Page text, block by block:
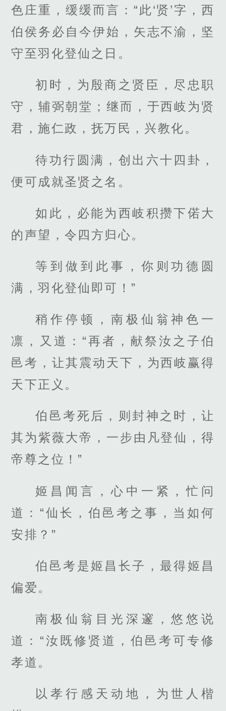
色庄重，缓缓而言：“此‘贤’字，西
伯侯务必自今伊始，矢志不渝，坚
守至羽化登仙之日。
初时，为殷商之贤臣，尽忠职
守，辅弼朝堂；继而，于西岐为贤
君，施仁政，抚万民，兴教化。
待功行圆满，创出六十四卦，
便可成就圣贤之名。
如此，必能为西岐积攒下偌大
的声望，令四方归心。
等到做到此事，你则功德圆
满，羽化登仙即可！”
稍作停顿，南极仙翁神色一
凛，又道：“再者，献祭汝之子伯
邑考，让其震动天下，为西岐赢得
天下正义。
伯邑考死后，则封神之时，让
其为紫薇大帝，一步由凡登仙，得
帝尊之位！”
姬昌闻言，心中一紧，忙问
道：“仙长，伯邑考之事，当如何
安排？”
伯邑考是姬昌长子，最得姬昌
偏爱。
南极仙翁目光深邃，悠悠说
道：“汝既修贤道，伯邑考可专修
孝道。
以孝行感天动地，为世人楷